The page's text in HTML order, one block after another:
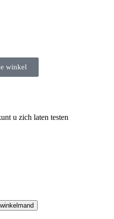
winkel
u zich laten testen